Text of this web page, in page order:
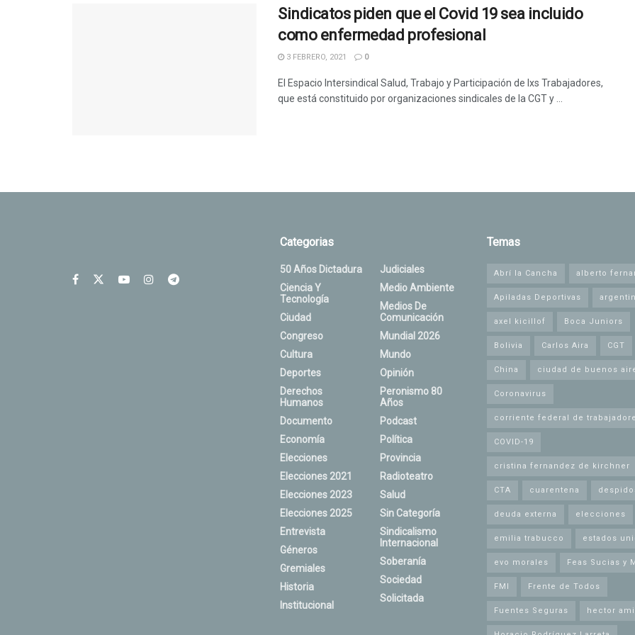
Sindicatos piden que el Covid 19 sea incluido
como enfermedad profesional
3 FEBRERO, 2021 0
El Espacio Intersindical Salud, Trabajo y Participación de lxs Trabajadores,
que está constituido por organizaciones sindicales de la CGT y ...
Categorias
50 Años Dictadura
Ciencia Y
Tecnología
Ciudad
Congreso
Cultura
Deportes
Derechos
Humanos
Documento
Economía
Elecciones
Elecciones 2021
Elecciones 2023
Elecciones 2025
Entrevista
Géneros
Gremiales
Historia
Institucional
Judiciales
Medio Ambiente
Medios De
Comunicación
Mundial 2026
Mundo
Opinión
Peronismo 80
Años
Podcast
Política
Provincia
Radioteatro
Salud
Sin Categoría
Sindicalismo
Internacional
Soberanía
Sociedad
Solicitada
Temas
Abrí la Cancha alberto
Apiladas Deportivas
axel kicillof Boca Juniors
Bolivia Carlos Aira CGT
China ciudad de buenos
Coronavirus
corriente federal de
COVID-19
cristina fernandez de kirchner
CTA cuarentena
deuda externa elecciones
emilia trabucco estados
evo morales Feas Sucias y
FMI Frente de Todos
Fuentes Seguras hector